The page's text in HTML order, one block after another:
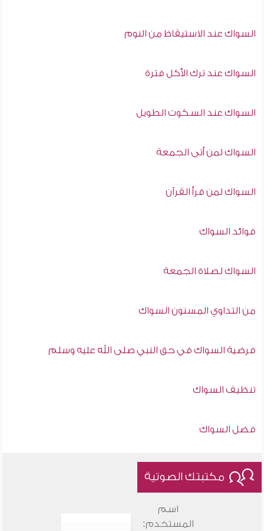
السواك عند الاستيقاظ من النوم
السواك عند ترك الأكل فترة
السواك عند السكوت الطويل
السواك لمن أتى الجمعة
السواك لمن قرأ القرآن
فوائد السواك
السواك لصلاة الجمعة
من التداوي المسنون السواك
فرضية السواك في حق النبي صلى الله عليه وسلم
تنظيف السواك
فضل السواك
مكتبتك الصوتية
اسم
المستخدم: